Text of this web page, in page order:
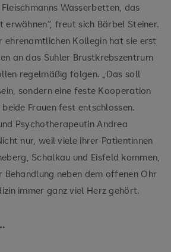
Wasserbetten, das
freut sich Bärbel Steiner.
ehrenamtlichen Kollegin hat sie erst
an das Suhler Brustkrebszentrum
regelmäßig folgen. „Das soll
sondern eine feste Kooperation
beide Frauen fest entschlossen.
Psychotherapeutin Andrea
nur, weil viele ihrer Patientinnen
Schalkau und Eisfeld kommen,
Behandlung neben dem offenen Ohr
immer ganz viel Herz gehört.